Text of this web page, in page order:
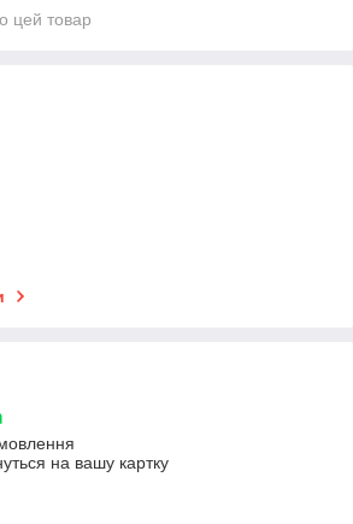
цей товар
на вашу картку